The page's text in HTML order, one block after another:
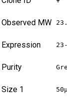
Observed MW
Expression
Purity
Size 1